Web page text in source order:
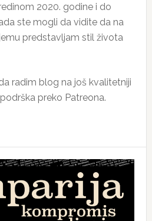
2020. godine i do
ste mogli da vidite da na
predstavljam stil života
radim blog na još kvalitetniji
preko Patreona.